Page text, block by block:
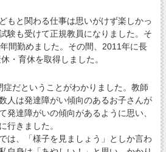
もと関わる仕事は思いがけず楽しかっ
験も受けて正規教員になりました。そ
間勤めました。その間、2011年に長
・育休を取得しました。
だということがわかりました。教師
人は発達障がい傾向のあるお子さんが
発達障がいの傾向があるように思い、
行きました。
は、「様子を見ましょう」としか言わ